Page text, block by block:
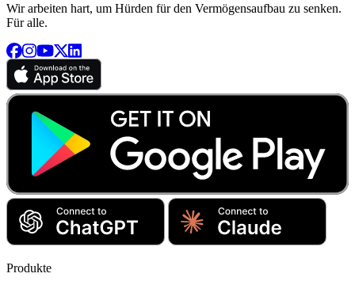
Wir arbeiten hart, um Hürden für den Vermögensaufbau zu senken.
Für alle.
Produkte